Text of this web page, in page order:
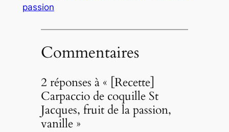
passion
Commentaires
2 réponses à « [Recette]
Carpaccio de coquille St
Jacques, fruit de la passion,
vanille »